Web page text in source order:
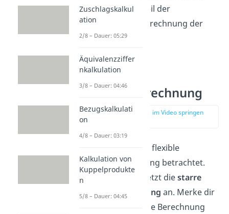
sodass der Nachteil der
proportionalen Zurechnung der
Fixkosten entfällt.
Plankostenrechnung
zur Stelle im Video springen
Nun haben wir die flexible
Plankostenrechnung betrachtet.
Schauen wir uns jetzt diestarre
Plankostenrechnung an. Merke dir
am besten, dass die Berechnung
Zuschlagskalkul
ation
2/8 – Dauer: 05:29
Äquivalenzziffer
nkalkulation
3/8 – Dauer: 04:46
Bezugskalkulati
on
4/8 – Dauer: 03:19
Kalkulation von
Kuppelprodukte
n
5/8 – Dauer: 04:45